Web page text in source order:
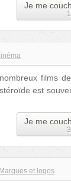
Je me
films
est
Je me
Marques et logos